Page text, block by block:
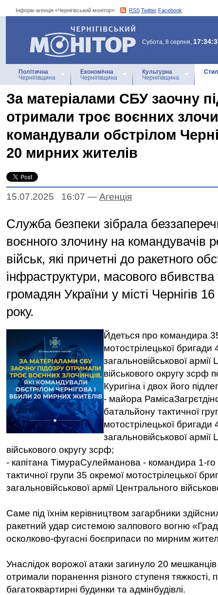
Інформ-агенція «Чернігівський монітор»: RSS Twitter Facebook
Інформ-агенція
«Чернігівський монітор»
Субота, 8 серпня,
Політична
Чернігівщина
Економічна
Чернігівщина
Культурна
Чернігівщина
За матеріалами СБУ заочну
отримали троє воєнних
командували обстрілом
20 мирних жителів
15.07.2025 16:07 — Агенцiя
Служба безпеки зібрала
воєнного злочину на командувачів
військ, які причетні до ракетного
інфраструктури, масового вбивства
громадян України у місті Чернігів
року.
Йдеться про командира
мотострілецької бригади
загальновійськової
військового округу зсрф
Куригіна і двох його
- майора
батальйону тактичної
мотострілецької бригади
загальновійськової
військового округу зсрф;
- капітана ТімураСулейманова - командира 1-
тактичної групи 35 окремої мотострілецької
загальновійськової армії Центрального
Саме під їхнім керівництвом загарбники
ракетний удар системою залпового вогню
осколково-фугасні боєприпаси по мирним
Унаслідок ворожої атаки загинуло 20 мешканців
отримали поранення різного ступеня тяжкості,
багатоквартирні будинки та адмінбудівлі.